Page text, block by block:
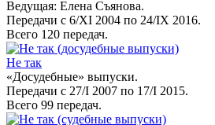
Ведущая: Елена Съянова.
Передачи с 6/XI 2004 по 24/IX 2016.
Всего 120 передач.
Не так
«Досудебные» выпуски.
Передачи с 27/I 2007 по 17/I 2015.
Всего 99 передач.